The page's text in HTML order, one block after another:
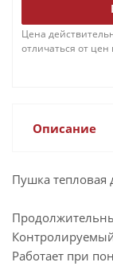
Цена
отличаться от
Описание
Пушка тепловая
Работает при